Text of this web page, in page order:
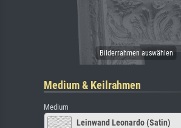
Medium & Keilrahmen
Medium
Leinwand Leonardo (Satin)